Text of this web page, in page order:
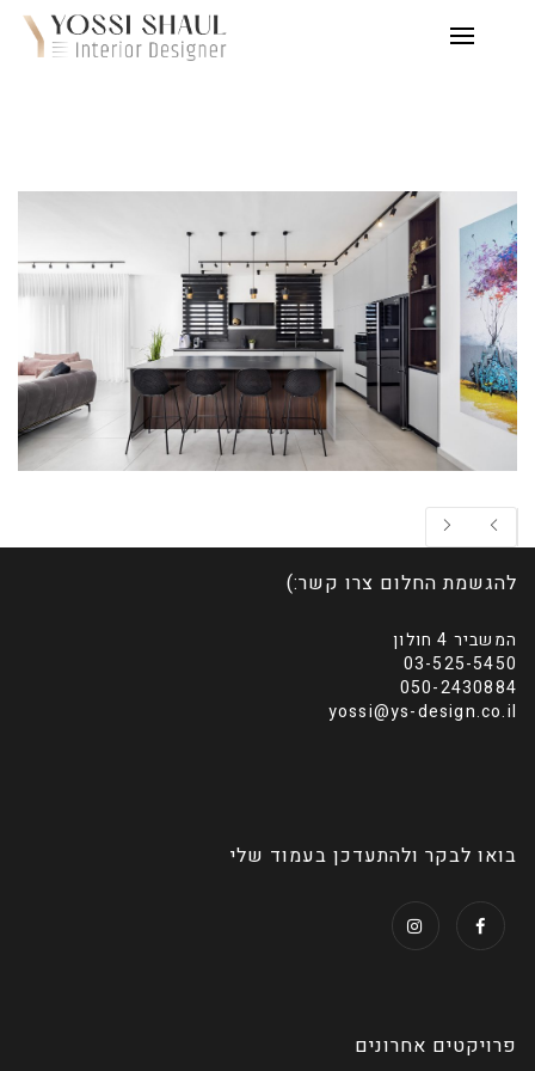
להגשמת החלום צרו קשר:)
המשביר 4 חולון
03-525-5450
050-2430884
yossi@ys-design.co.il
בואו לבקר ולהתעדכן בעמוד שלי
פרויקטים אחרונים